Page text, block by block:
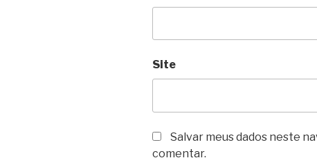
Site
Salvar meus dados neste
comentar.